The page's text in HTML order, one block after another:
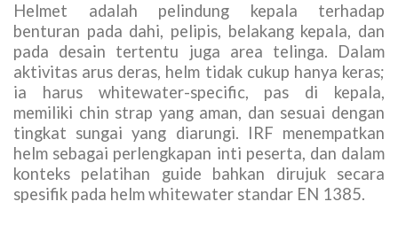
Helmet adalah pelindung kepala terhadap
benturan pada dahi, pelipis, belakang kepala, dan
pada desain tertentu juga area telinga. Dalam
aktivitas arus deras, helm tidak cukup hanya keras;
ia harus whitewater-specific, pas di kepala,
memiliki chin strap yang aman, dan sesuai dengan
tingkat sungai yang diarungi. IRF menempatkan
helm sebagai perlengkapan inti peserta, dan dalam
konteks pelatihan guide bahkan dirujuk secara
spesifik pada helm whitewater standar EN 1385.